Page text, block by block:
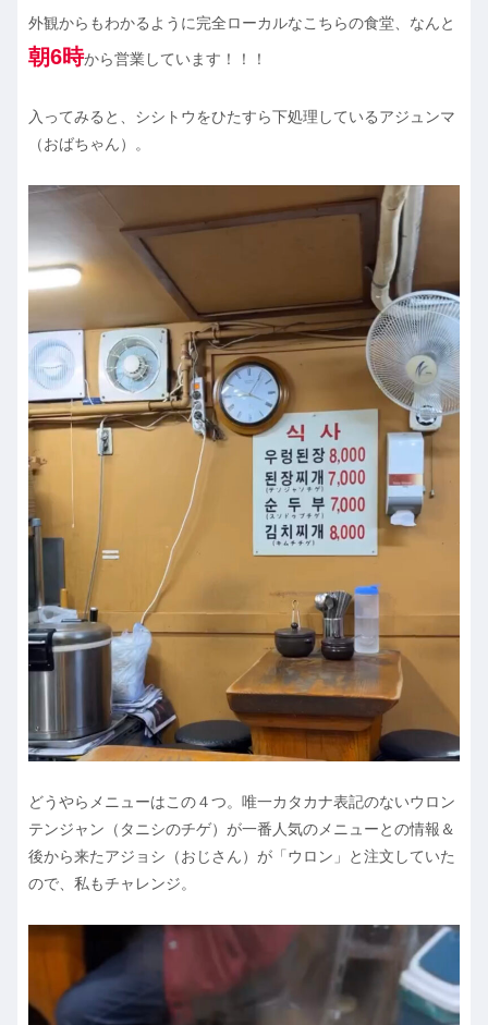
外観からもわかるように完全ローカルなこちらの食堂、なんと
朝6時から営業しています！！！
入ってみると、シシトウをひたすら下処理しているアジュンマ
（おばちゃん）。
どうやらメニューはこの４つ。唯一カタカナ表記のないウロン
テンジャン（タニシのチゲ）が一番人気のメニューとの情報＆
後から来たアジョシ（おじさん）が「ウロン」と注文していた
ので、私もチャレンジ。